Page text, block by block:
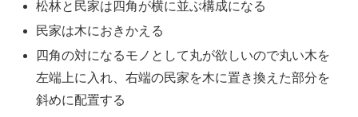
松林と民家は四角が横に並ぶ構成になる
民家は木におきかえる
四角の対になるモノとして丸が欲しいので丸い木を
左端上に入れ、右端の民家を木に置き換えた部分を
斜めに配置する